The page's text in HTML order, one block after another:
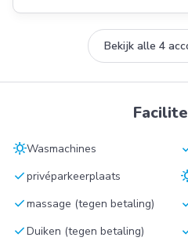
Bekijk alle 4
sunnyWasmachines
checkprivéparkeerplaats
checkmassage (tegen betaling)
checkDuiken (tegen betaling)